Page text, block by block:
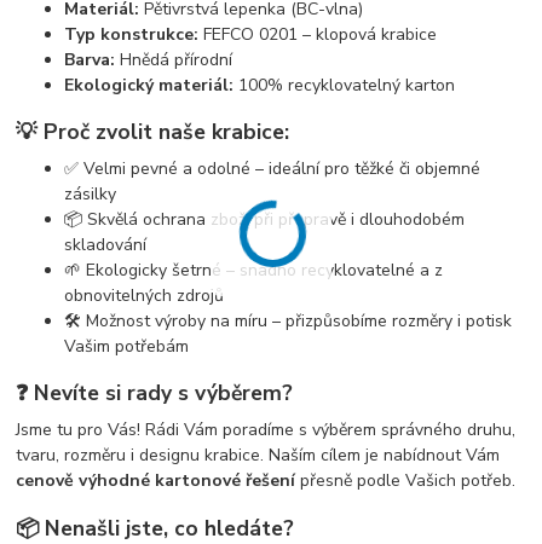
Materiál: Pětivrstvá lepenka (BC-vlna)
Typ konstrukce: FEFCO 0201 – klopová krabice
Barva: Hnědá přírodní
Ekologický materiál: 100% recyklovatelný karton
💡 Proč zvolit naše krabice:
✅ Velmi pevné a odolné – ideální pro těžké či objemné
zásilky
📦 Skvělá ochrana zboží při přepravě i dlouhodobém
skladování
🌱 Ekologicky šetrné – snadno recyklovatelné a z
obnovitelných zdrojů
🛠️ Možnost výroby na míru – přizpůsobíme rozměry i potisk
Vašim potřebám
❓ Nevíte si rady s výběrem?
Jsme tu pro Vás! Rádi Vám poradíme s výběrem správného druhu,
tvaru, rozměru i designu krabice. Naším cílem je nabídnout Vám
cenově výhodné kartonové řešenípřesně podle Vašich potřeb.
📦 Nenašli jste, co hledáte?